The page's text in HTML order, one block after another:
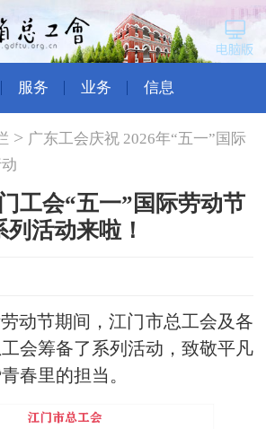
服务 业务 信息
> 广东工会庆祝 2026年“五一”国际
工会“五一”国际劳动节
列活动来啦！
节期间，江门市总工会及各
会筹备了系列活动，致敬平凡
春里的担当。